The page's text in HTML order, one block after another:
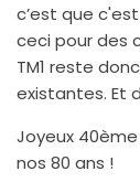
c’est que
ceci pour des
TM1 reste
existantes. Et
Joyeux 40ème
nos 80 ans !